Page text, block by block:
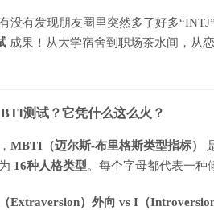
没有发现朋友圈里突然多了好多
成果！从大学宿舍到职场茶水间，从
测试？它凭什么这么火？
MBTI（迈尔斯-布里格斯类型指标）
16种人格类型。每个字母都代表一种
Extraversion）外向 vs I（